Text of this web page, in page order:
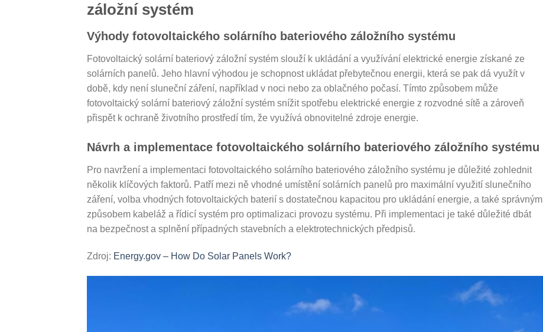
záložní systém
Výhody fotovoltaického solárního bateriového záložního systému
Fotovoltaický solární bateriový záložní systém slouží k ukládání a využívání elektrické energie získané ze
solárních panelů. Jeho hlavní výhodou je schopnost ukládat přebytečnou energii, která se pak dá využít v
době, kdy není sluneční záření, například v noci nebo za oblačného počasí. Tímto způsobem může
fotovoltaický solární bateriový záložní systém snížit spotřebu elektrické energie z rozvodné sítě a zároveň
přispět k ochraně životního prostředí tím, že využívá obnovitelné zdroje energie.
Návrh a implementace fotovoltaického solárního bateriového záložního systému
Pro navržení a implementaci fotovoltaického solárního bateriového záložního systému je důležité zohlednit
několik klíčových faktorů. Patří mezi ně vhodné umístění solárních panelů pro maximální využití slunečního
záření, volba vhodných fotovoltaických baterií s dostatečnou kapacitou pro ukládání energie, a také správným
způsobem kabeláž a řídicí systém pro optimalizaci provozu systému. Při implementaci je také důležité dbát
na bezpečnost a splnění případných stavebních a elektrotechnických předpisů.
Zdroj: Energy.gov – How Do Solar Panels Work?